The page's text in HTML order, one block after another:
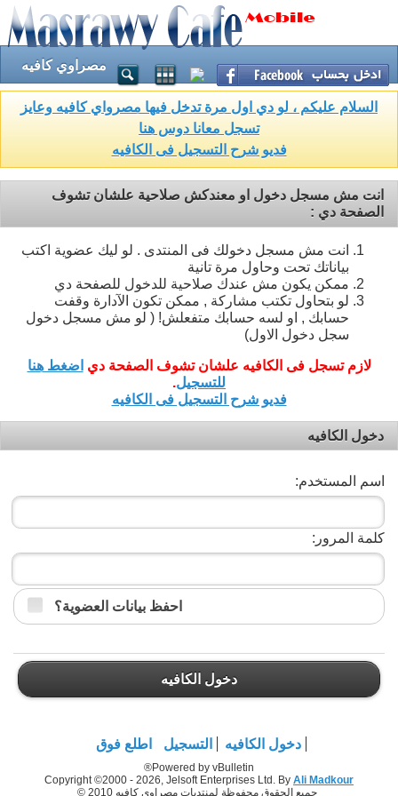
مصراوي كافيه
السلام عليكم ، لو دي اول مرة تدخل فيها مصرواي كافيه وعايز
تسجل معانا دوس هنا
فديو شرح التسجيل فى الكافيه
انت مش مسجل دخول او معندكش صلاحية علشان تشوف
الصفحة دي :
انت مش مسجل دخولك فى المنتدى . لو ليك عضوية اكتب
بياناتك تحت وحاول مرة تانية
ممكن يكون مش عندك صلاحية للدخول للصفحة دي
لو بتحاول تكتب مشاركة , ممكن تكون الآدارة وقفت
حسابك , او لسه حسابك متفعلش! ( لو مش مسجل دخول
سجل دخول الاول)
لازم تسجل فى الكافيه علشان تشوف الصفحة دي اضغط هنا
للتسجيل.
فديو شرح التسجيل فى الكافيه
دخول الكافيه
اسم المستخدم:
كلمة المرور:
احفظ بيانات العضوية؟
دخول الكافيه
دخول الكافيه التسجيل اطلع فوق
Powered by vBulletin®
Copyright ©2000 - 2026, Jelsoft Enterprises Ltd. By Ali Madkour
جميع الحقوق محفوظة لمنتديات مصراوي كافيه 2010 ©